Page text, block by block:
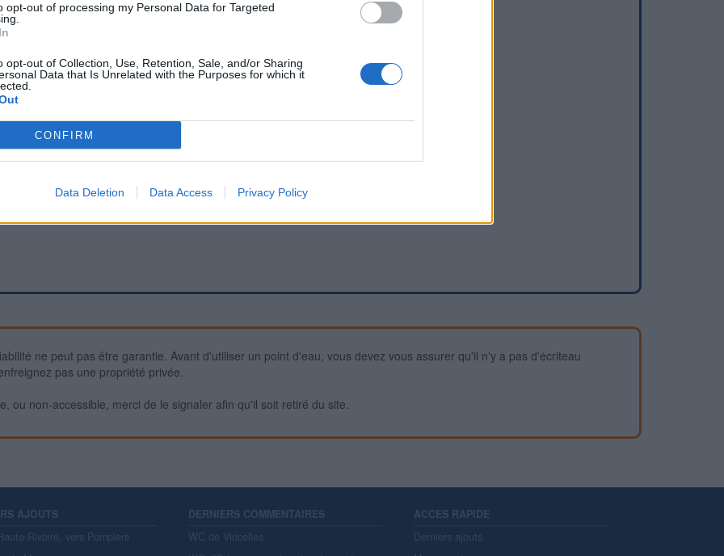
opt-out of processing my Personal Data for Targeted
opt-out of Collection, Use, Retention, Sale, and/or Sharing
Data that Is Unrelated with the Purposes for which it
CONFIRM
Data Deletion Data Access Privacy Policy
ne peut pas être garantie. Avant d'utiliser un point d'eau, vous devez vous assurer qu'il n'y a pas d'écriteau
pas une propriété privée.
ou non-accessible, merci de le signaler afin qu'il soit retiré du site.
AJOUTS
Rivoire, vers Pompiers
DERNIERS COMMENTAIRES
WC de Viricelles
ACCES RAPIDE
Derniers ajouts